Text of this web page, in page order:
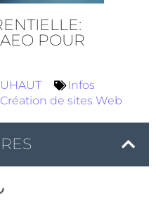
POUR
Infos
Création de sites Web